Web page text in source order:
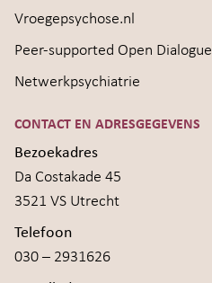
Vroegepsychose.nl
Peer-supported Open Dialogue
Netwerkpsychiatrie
CONTACT EN ADRESGEGEVENS
Bezoekadres
Da Costakade 45
3521 VS Utrecht
Telefoon
030 – 2931626